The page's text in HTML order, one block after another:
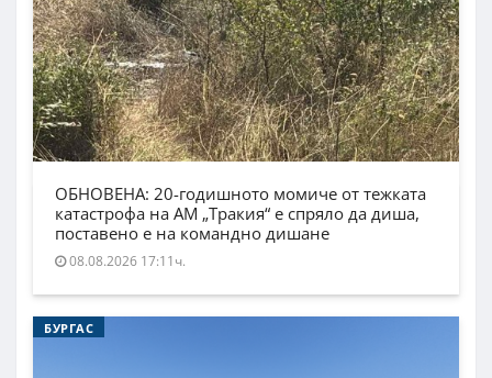
ОБНОВЕНА: 20-годишното момиче от тежката
катастрофа на АМ „Тракия“ е спряло да диша,
поставено е на командно дишане
08.08.2026 17:11ч.
БУРГАС